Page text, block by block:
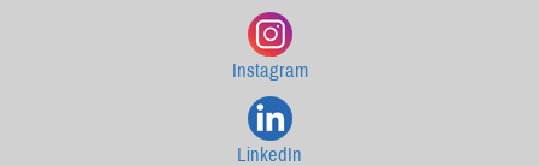
Instagram
LinkedIn